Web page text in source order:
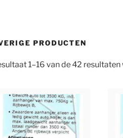
PRODUCTEN
1–16 van de 42